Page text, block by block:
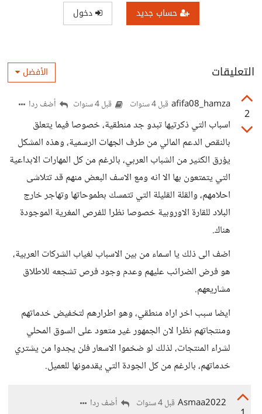
حساب جديد دخول
التعليقات الأفضل
2
afifa08_hamza قبل 4 سنوات قبل 4 سنوات أضف ردا
اسباب التي ذكرتيها تبدو جد منطقية، خصوصا فيما يتعلق
بالنقص الدعم المالي من طرف الجهات الرسمية، وهذه المشكل
يؤرق الكثير من الشباب العربي، بالرغم من كل المهارات الابداعية
التي يتمتعون بها الا انه ومع الاسف البعض منهم قد تتلاشى
احلامهم، والقلة القليلة التي تتمسك بطموحاتها وتهاجر خارج
البلاد للقارة الاوروبية خصوصا نظرا للفرص المغرية الموجودة
هناك.
اضف الى ذلك يا اسماء من بين الاسباب لغياب الشركات العربية،
هو فرض الضرائب عليهم وعدم وجود فرص تشجعه للاطلاق
مشاريعهم.
ايضا سبب اخر اراه منطقي، وهو اطرارهم لتخفيض خدماتهم
ومنتجاتهم نظرا لان الجمهور غير متعود على السوق المحلي
لشراء المنتجات، لذلك لو ضخموا الاسعار فلن يجدوا من يشتري
خدماتهم، بالرغم من كل الجودة التي يقدمونها للعميل.
Asmaa2022 قبل 4 سنوات أضف ردا